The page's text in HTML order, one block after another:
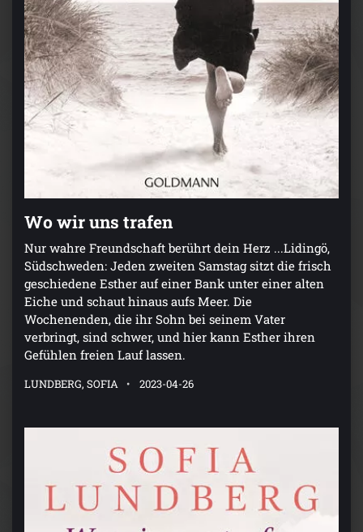
Wo wir uns trafen
Nur wahre Freundschaft berührt dein Herz ...Lidingö,
Südschweden: Jeden zweiten Samstag sitzt die frisch
geschiedene Esther auf einer Bank unter einer alten
Eiche und schaut hinaus aufs Meer. Die
Wochenenden, die ihr Sohn bei seinem Vater
verbringt, sind schwer, und hier kann Esther ihren
Gefühlen freien Lauf lassen.
LUNDBERG, SOFIA 2023-04-26